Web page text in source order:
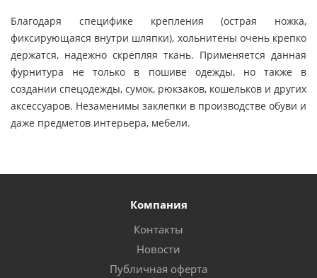
Благодаря специфике крепления (острая ножка,
фиксирующаяся внутри шляпки), хольнитены очень крепко
держатся, надежно скрепляя ткань. Применяется данная
фурнитура не только в пошиве одежды, но также в
создании спецодежды, сумок, рюкзаков, кошельков и других
аксессуаров. Незаменимы заклепки в производстве обуви и
даже предметов интерьера, мебели.
Компания
Контакты
Новости
Публичная оферта